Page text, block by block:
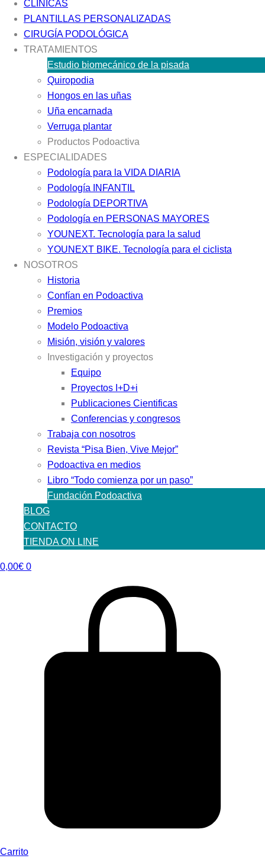
CLÍNICAS
PLANTILLAS PERSONALIZADAS
CIRUGÍA PODOLÓGICA
TRATAMIENTOS
Estudio biomecánico de la pisada
Quiropodia
Hongos en las uñas
Uña encarnada
Verruga plantar
Productos Podoactiva
ESPECIALIDADES
Podología para la VIDA DIARIA
Podología INFANTIL
Podología DEPORTIVA
Podología en PERSONAS MAYORES
YOUNEXT. Tecnología para la salud
YOUNEXT BIKE. Tecnología para el ciclista
NOSOTROS
Historia
Confían en Podoactiva
Premios
Modelo Podoactiva
Misión, visión y valores
Investigación y proyectos
Equipo
Proyectos I+D+i
Publicaciones Cientificas
Conferencias y congresos
Trabaja con nosotros
Revista “Pisa Bien, Vive Mejor”
Podoactiva en medios
Libro “Todo comienza por un paso”
Fundación Podoactiva
BLOG
CONTACTO
TIENDA ON LINE
0,00€ 0
Carrito